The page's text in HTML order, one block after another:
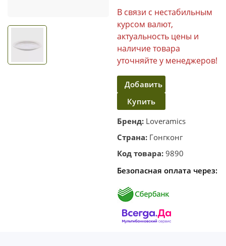
В связи с нестабильным
курсом валют,
актуальность цены и
наличие товара
уточняйте у менеджеров!
Добавить
в
корзину
Купить
в один
клик
Бренд: Loveramics
Страна: Гонгконг
Код товара: 9890
Безопасная оплата через: